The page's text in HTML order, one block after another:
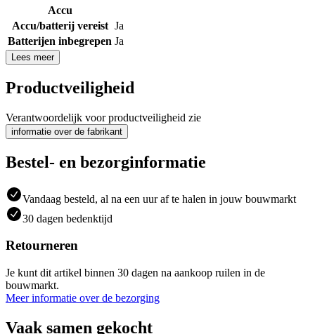
Accu
Accu/batterij vereist Ja
Batterijen inbegrepen Ja
Lees meer
Productveiligheid
Verantwoordelijk voor productveiligheid zie
informatie over de fabrikant
Bestel- en bezorginformatie
Vandaag besteld, al na een uur af te halen in jouw bouwmarkt
30 dagen bedenktijd
Retourneren
Je kunt dit artikel binnen 30 dagen na aankoop ruilen in de
bouwmarkt.
Meer informatie over de bezorging
Vaak samen gekocht